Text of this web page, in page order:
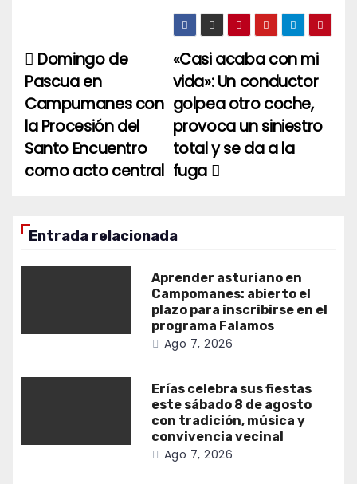
Navegación
de
entradas
«Casi acaba con mi
vida»: Un conductor
golpea otro coche,
provoca un siniestro
total y se da a la
fuga
Domingo de
Pascua en
Campumanes con
la Procesión del
Santo Encuentro
como acto central
Entrada relacionada
Aprender asturiano en
Campomanes: abierto el
plazo para inscribirse en el
programa Falamos
Ago 7, 2026
Erías celebra sus fiestas
este sábado 8 de agosto
con tradición, música y
convivencia vecinal
Ago 7, 2026